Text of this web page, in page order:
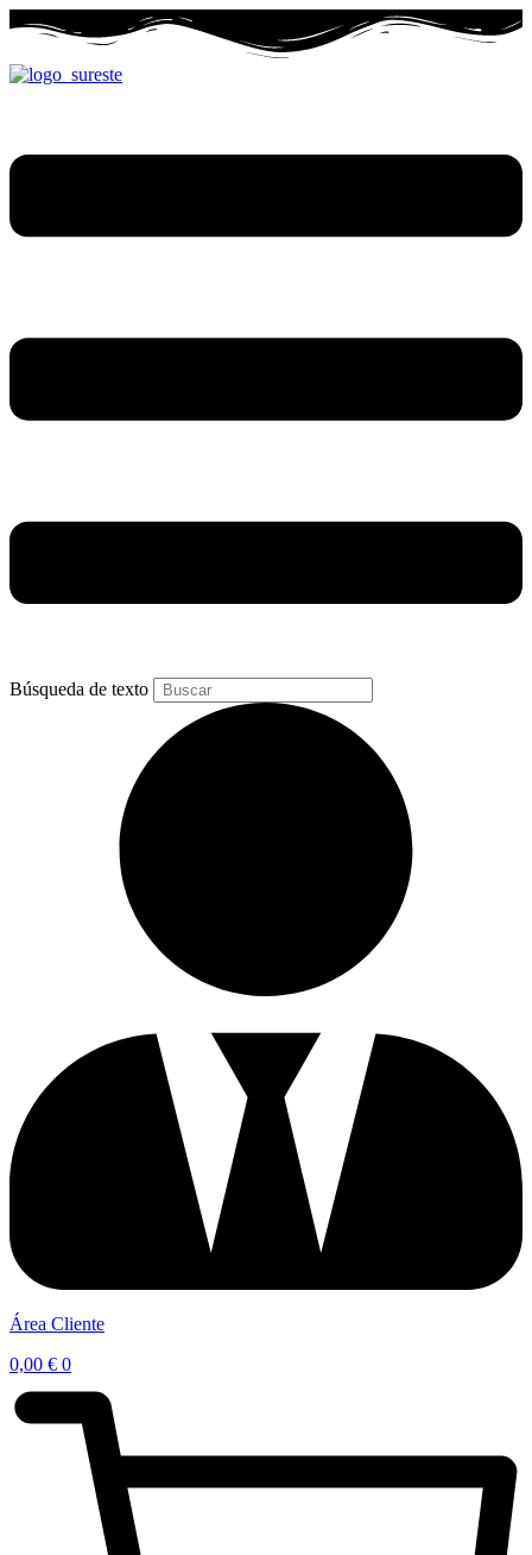
contenido
Búsqueda de texto
Área Cliente
0,00 € 0